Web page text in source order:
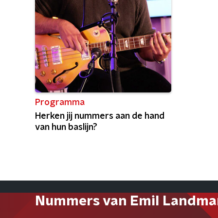
Programma
Herken jij nummers aan de hand
van hun baslijn?
Nummers van Emil